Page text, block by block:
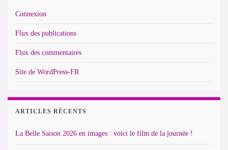
Connexion
Flux des publications
Flux des commentaires
Site de WordPress-FR
ARTICLES RÉCENTS
La Belle Saison 2026 en images : voici le film de la journée !